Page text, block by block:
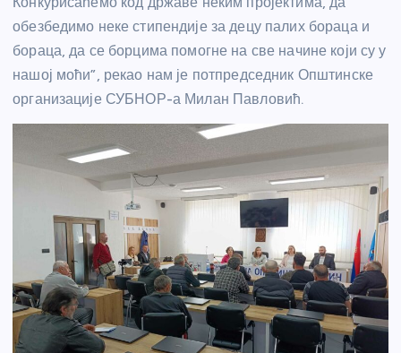
обезбедимо неке стипендије за децу палих бораца и
бораца, да се борцима помогне на све начине који су у
нашој моћи”, рекао нам је потпредседник Општинске
организације СУБНОР-а Милан Павловић.